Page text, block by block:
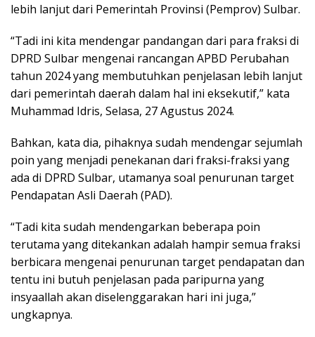
lebih lanjut dari Pemerintah Provinsi (Pemprov) Sulbar.
“Tadi ini kita mendengar pandangan dari para fraksi di
DPRD Sulbar mengenai rancangan APBD Perubahan
tahun 2024 yang membutuhkan penjelasan lebih lanjut
dari pemerintah daerah dalam hal ini eksekutif,” kata
Muhammad Idris, Selasa, 27 Agustus 2024.
Bahkan, kata dia, pihaknya sudah mendengar sejumlah
poin yang menjadi penekanan dari fraksi-fraksi yang
ada di DPRD Sulbar, utamanya soal penurunan target
Pendapatan Asli Daerah (PAD).
“Tadi kita sudah mendengarkan beberapa poin
terutama yang ditekankan adalah hampir semua fraksi
berbicara mengenai penurunan target pendapatan dan
tentu ini butuh penjelasan pada paripurna yang
insyaallah akan diselenggarakan hari ini juga,”
ungkapnya.